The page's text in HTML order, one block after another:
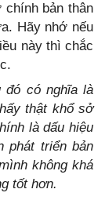
bản thân
Hãy nhớ nếu
này thì chắc
đó có nghĩa là
thật khổ sở
là dấu hiệu
phát triển bản
không khá
tốt hơn.